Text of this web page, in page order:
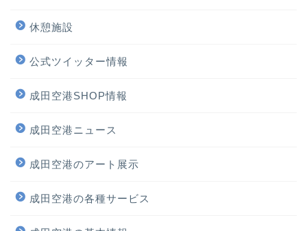
休憩施設
公式ツイッター情報
成田空港SHOP情報
成田空港ニュース
成田空港のアート展示
成田空港の各種サービス